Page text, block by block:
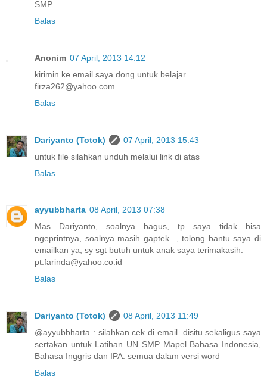
SMP
Balas
Anonim 07 April, 2013 14:12
kirimin ke email saya dong untuk belajar
firza262@yahoo.com
Balas
Dariyanto (Totok)
07 April, 2013 15:43
untuk file silahkan unduh melalui link di atas
Balas
ayyubbharta 08 April, 2013 07:38
Mas Dariyanto, soalnya bagus, tp saya tidak bisa
ngeprintnya, soalnya masih gaptek..., tolong bantu saya di
emailkan ya, sy sgt butuh untuk anak saya terimakasih.
pt.farinda@yahoo.co.id
Balas
Dariyanto (Totok)
08 April, 2013 11:49
@ayyubbharta : silahkan cek di email. disitu sekaligus saya
sertakan untuk Latihan UN SMP Mapel Bahasa Indonesia,
Bahasa Inggris dan IPA. semua dalam versi word
Balas